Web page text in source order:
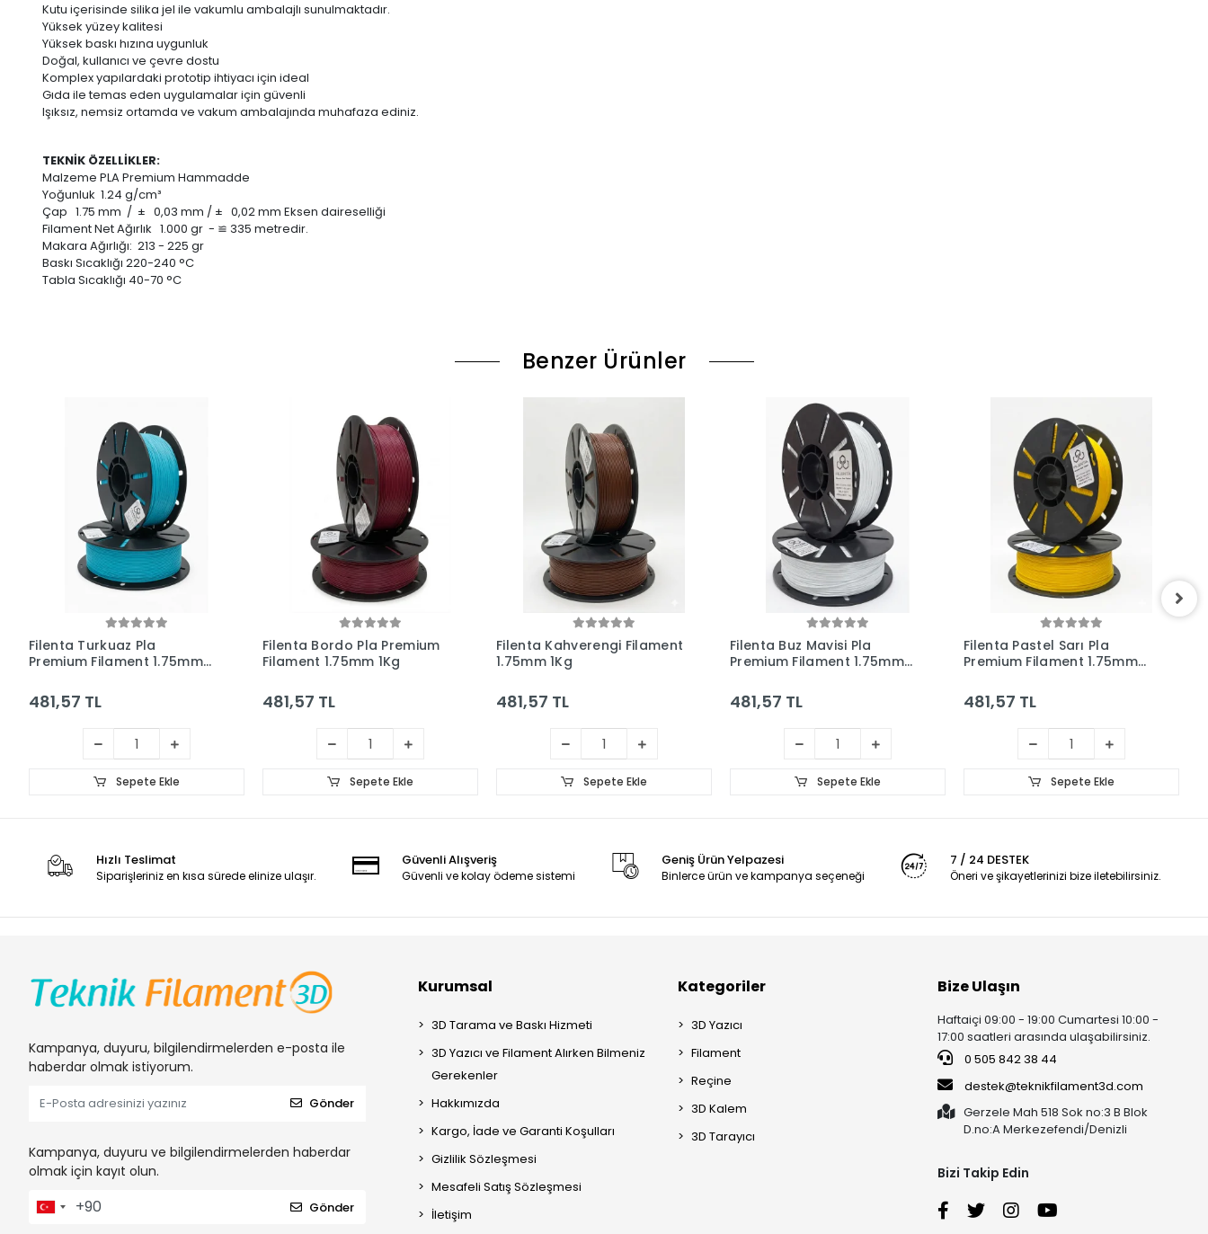
Kutu içerisinde silika jel ile vakumlu ambalajlı sunulmaktadır.
Yüksek yüzey kalitesi
Yüksek baskı hızına uygunluk
Doğal, kullanıcı ve çevre dostu
Komplex yapılardaki prototip ihtiyacı için ideal
Gıda ile temas eden uygulamalar için güvenli
Işıksız, nemsiz ortamda ve vakum ambalajında muhafaza ediniz.
TEKNİK ÖZELLİKLER:
Malzeme PLA Premium Hammadde
Yoğunluk 1.24 g/cm³
Çap 1.75 mm / ± 0,03 mm / ± 0,02 mm Eksen daireselliği
Filament Net Ağırlık 1.000 gr - ≌ 335 metredir.
Makara Ağırlığı: 213 - 225 gr
Baskı Sıcaklığı 220-240 °C
Tabla Sıcaklığı 40-70 °C
Benzer Ürünler
Filenta Turkuaz Pla
Premium Filament 1.75mm
481,57 TL
Sepete Ekle
Filenta Bordo Pla Premium
Filament 1.75mm 1Kg
481,57 TL
Sepete Ekle
Filenta Kahverengi Filament
1.75mm 1Kg
481,57 TL
Sepete Ekle
Filenta Buz Mavisi Pla
Premium Filament 1.75mm
481,57 TL
Sepete Ekle
Filenta Pastel Sarı Pla
Premium Filament 1.75mm
481,57 TL
Sepete Ekle
Hızlı Teslimat
Siparişleriniz en kısa sürede elinize ulaşır.
Güvenli Alışveriş
Güvenli ve kolay ödeme sistemi
Geniş Ürün Yelpazesi
Binlerce ürün ve kampanya seçeneği
7 / 24 DESTEK
Öneri ve şikayetlerinizi bize iletebilirsiniz.
Kampanya, duyuru, bilgilendirmelerden e-posta ile
haberdar olmak istiyorum.
Gönder
Kampanya, duyuru ve bilgilendirmelerden haberdar
olmak için kayıt olun.
Gönder
Kurumsal
3D Tarama ve Baskı Hizmeti
3D Yazıcı ve Filament Alırken Bilmeniz
Gerekenler
Hakkımızda
Kargo, İade ve Garanti Koşulları
Gizlilik Sözleşmesi
Mesafeli Satış Sözleşmesi
İletişim
Kategoriler
3D Yazıcı
Filament
Reçine
3D Kalem
3D Tarayıcı
Bize Ulaşın
Haftaiçi 09:00 - 19:00 Cumartesi 10:00 -
17:00 saatleri arasında ulaşabilirsiniz.
0 505 842 38 44
destek@teknikfilament3d.com
Gerzele Mah 518 Sok no:3 B Blok
D.no:A Merkezefendi/Denizli
Bizi Takip Edin